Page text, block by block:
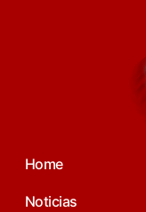
Home
Noticias